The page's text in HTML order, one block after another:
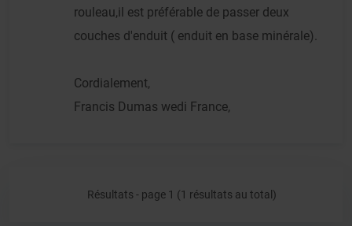
rouleau,il est préférable de passer deux
couches d'enduit ( enduit en base minérale).
Cordialement,
Francis Dumas wedi France,
Résultats - page 1 (1 résultats au total)